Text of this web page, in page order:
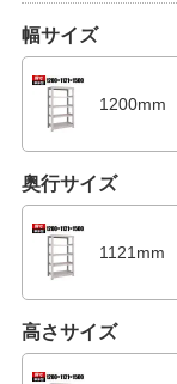
幅サイズ
1200mm
奥行サイズ
1121mm
高さサイズ